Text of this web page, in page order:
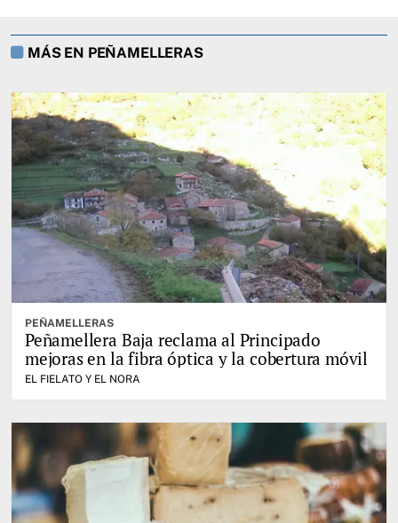
MÁS EN PEÑAMELLERAS
PEÑAMELLERAS
Peñamellera Baja reclama al Principado
mejoras en la fibra óptica y la cobertura móvil
EL FIELATO Y EL NORA